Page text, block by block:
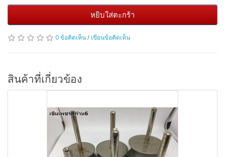
หยิบใส่ตะกร้า
0 ข้อคิดเห็น/ เขียนข้อคิดเห็น
สินค้าที่เกี่ยวข้อง